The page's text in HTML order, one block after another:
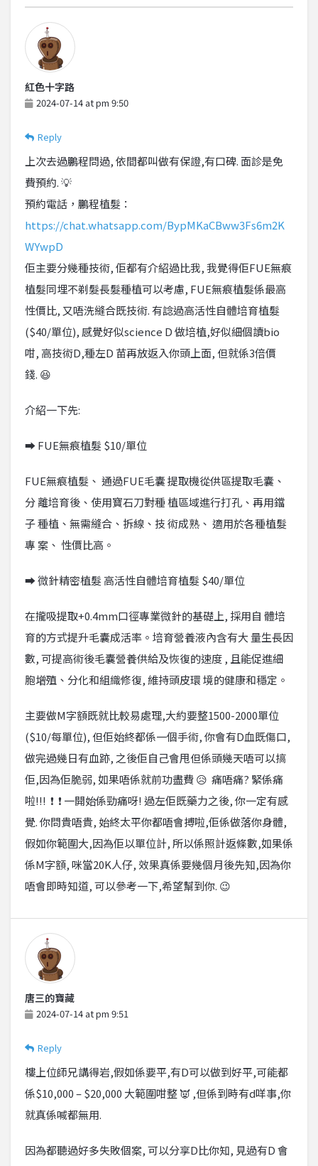
紅色十字路
2024-07-14 at pm 9:50
Reply
上次去過鵬程問過, 依間都叫做有保證,有口碑. 面診是免
費預約. 💡
預約電話，鵬程植髮：
https://chat.whatsapp.com/BypMKaCBww3Fs6m2K
WYwpD
佢主要分幾種技術, 佢都有介紹過比我, 我覺得佢FUE無痕
植髮同埋不剃髮長髮種植可以考慮, FUE無痕植髮係最高
性價比, 又唔洗縫合既技術. 有諗過高活性自體培育植髮
($40/單位), 感覺好似science D 做培植,好似細個讀bio
咁, 高技術D,種左D 苗再放返入你頭上面, 但就係3倍價
錢. 😆
介紹一下先:
➡ FUE無痕植髮 $10/單位
FUE無痕植髮、 通過FUE毛囊 提取機從供區提取毛囊、
分 離培育後、使用寶石刀對種 植區域進行打孔、再用鐺
子 種植、無需縫合、拆線、技 術成熟、 適用於各種植髮
專 案、 性價比高。
➡ 微針精密植髮 高活性自體培育植髮 $40/單位
在攏吸提取+0.4mm口徑專業微針的基礎上, 採用自 體培
育的方式提升毛囊成活率。培育營養液內含有大 量生長因
數, 可提高術後毛囊營養供給及恢復的速度 , 且能促進細
胞增殖、分化和組織修復, 維持頭皮環 境的健康和穩定。
主要做M字額既就比較易處理,大約要整1500-2000單位
($10/每單位), 但佢始終都係一個手術, 你會有D血既傷口,
做完過幾日有血跡, 之後佢自己會甩但係頭幾天唔可以搞
佢,因為佢脆弱, 如果唔係就前功盡費 😥 痛唔痛? 緊係痛
啦!!! ❗ ❗ 一開始係勁痛呀! 過左佢既藥力之後, 你一定有感
覺. 你問貴唔貴, 始終太平你都唔會搏啦,佢係做落你身體,
假如你範圍大,因為佢以單位計, 所以係照計返條數,如果係
係M字額, 咪當20K人仔, 效果真係要幾個月後先知,因為你
唔會即時知道, 可以參考一下,希望幫到你. 😉
唐三的寶藏
2024-07-14 at pm 9:51
Reply
樓上位師兄講得岩,假如係要平,有D可以做到好平,可能都
係$10,000 – $20,000 大範圍咁整 👿 ,但係到時有d咩事,你
就真係喊都無用.
因為都聽過好多失敗個案, 可以分享D比你知, 見過有D 會